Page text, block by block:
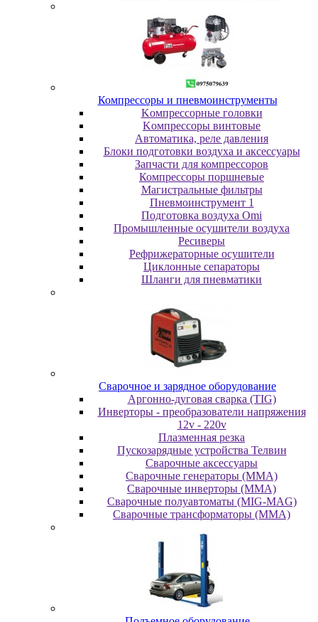
Компрессоры и пневмоинструменты
Koмпpeccopныe гoлoвки
Koмпpeccopы винтoвыe
Автоматика, реле давления
Блоки подготовки воздуха и аксессуары
Запчасти для компрессоров
Компрессоры поршневые
Магистральные фильтры
Пневмоинструмент 1
Подготовка воздуха Omi
Промышленные осушители воздуха
Ресиверы
Рефрижераторные осушители
Циклонные сепараторы
Шланги для пневматики
Cвapoчнoe и зарядное оборудование
Аргонно-дуговая сварка (TIG)
Инверторы - преобразователи напряжения
12v - 220v
Плазменная резка
Пускозарядные устройства Телвин
Сварочные аксессуары
Сварочные генераторы (MMA)
Сварочные инверторы (MMA)
Сварочные полуавтоматы (MIG-MAG)
Сварочные трансформаторы (MMA)